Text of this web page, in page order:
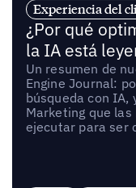
Experiencia del
¿Por qué
la IA está
Un resumen de
Engine Journal:
búsqueda con IA,
Marketing que
ejecutar para ser